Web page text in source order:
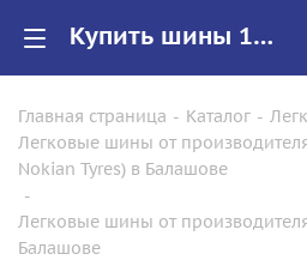
Купить шины 185/65R14 Ikon Tyres (ранее Nokian Tyres) Nordman SX 3 86 H TL |Арт.T732320 по цене от 4840.00 руб. в Балашове с доставкой
Главная страница - Каталог -
Легковые шины от
Nokian Tyres) в Балашове
-
Легковые шины от
Балашове